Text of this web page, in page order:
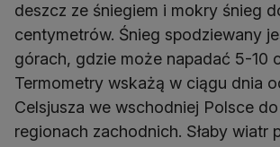
deszcz ze śniegiem i mokry śnieg
centymetrów. Śnieg spodziewany
górach, gdzie może napadać 5-10
Termometry wskażą w ciągu dnia
Celsjusza we wschodniej Polsce
regionach zachodnich. Słaby wiatr